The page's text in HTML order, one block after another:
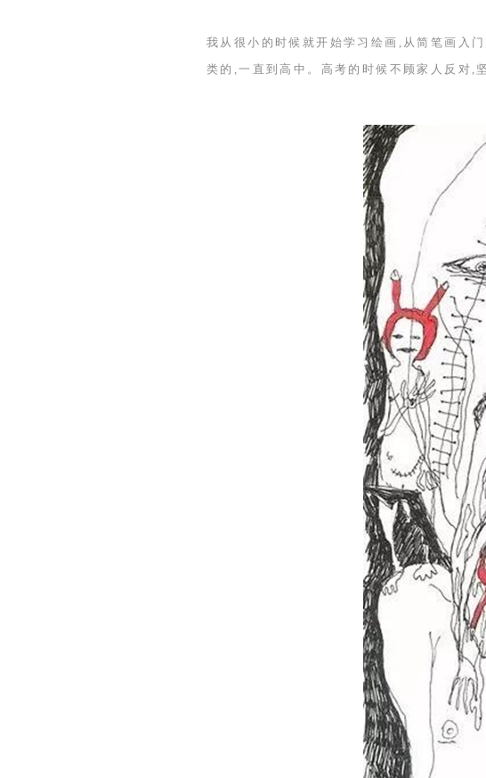
我从很小的时候就开始学习绘画,从简笔画入
类的,一直到高中。高考的时候不顾家人反对,